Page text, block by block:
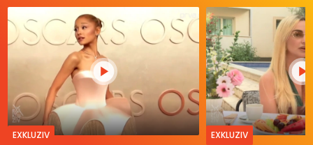
EXKLUZIV EXKLUZIV